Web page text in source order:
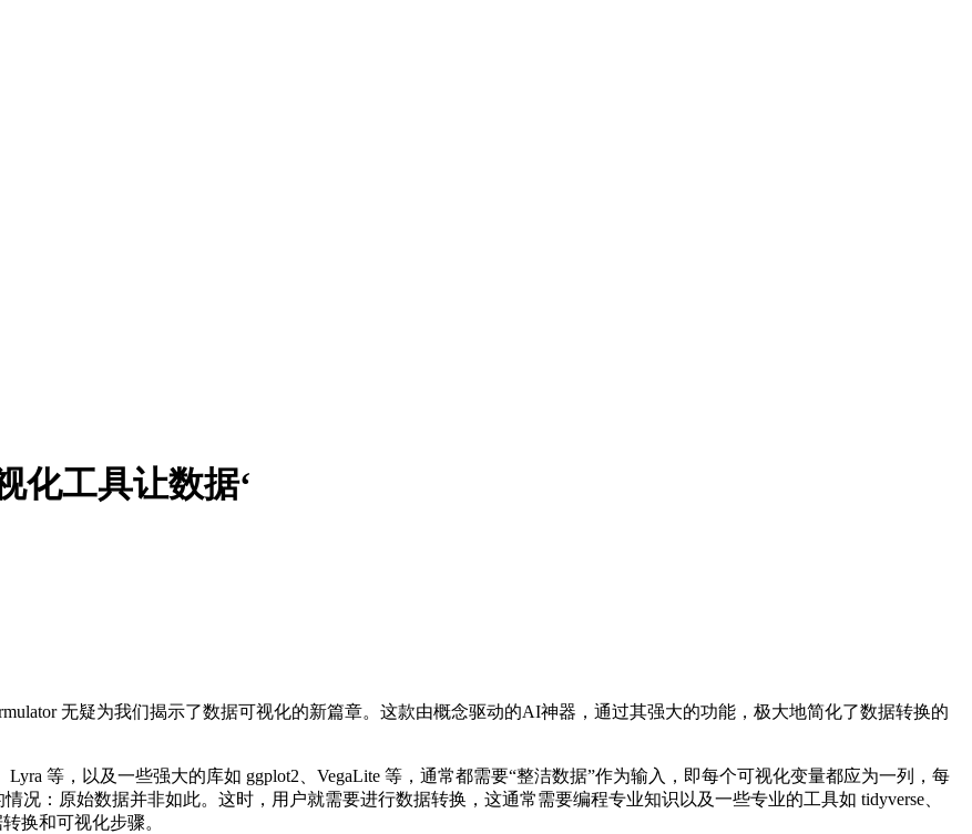
化工具让数据‘
无疑为我们揭示了数据可视化的新篇章。这款由概念驱动的AI神器，通过其强大的功能，极大地简化了数据转换的
等，以及一些强大的库如 ggplot2、VegaLite 等，通常都需要“整洁数据”作为输入，即每个可视化变量都应为一列，每
况：原始数据并非如此。这时，用户就需要进行数据转换，这通常需要编程专业知识以及一些专业的工具如 tidyverse、
换和可视化步骤。